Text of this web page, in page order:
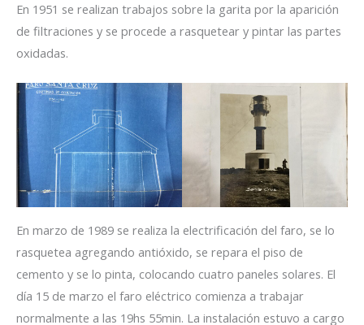
En 1951 se realizan trabajos sobre la garita por la aparición
de filtraciones y se procede a rasquetear y pintar las partes
oxidadas.
En marzo de 1989 se realiza la electrificación del faro, se lo
rasquetea agregando antióxido, se repara el piso de
cemento y se lo pinta, colocando cuatro paneles solares. El
día 15 de marzo el faro eléctrico comienza a trabajar
normalmente a las 19hs 55min. La instalación estuvo a cargo